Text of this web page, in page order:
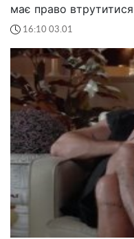
має право втрутитися
16:10 03.01